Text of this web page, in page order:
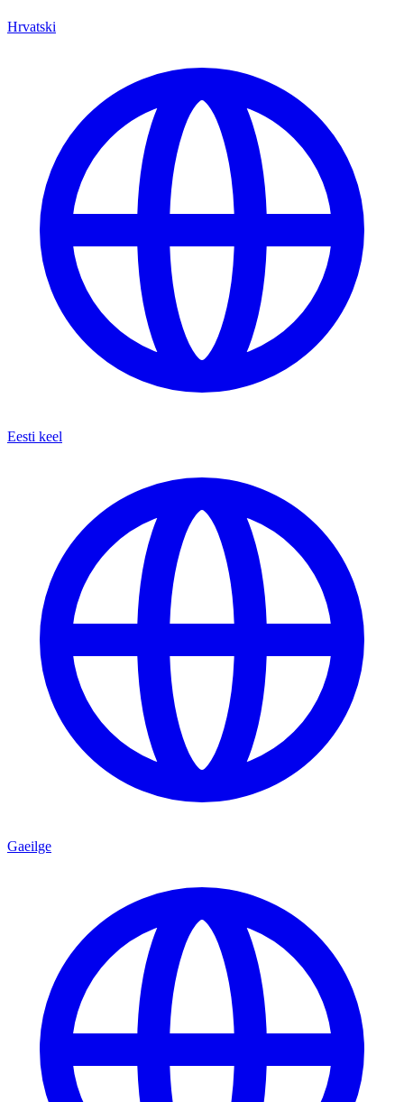
Hrvatski
Eesti keel
Gaeilge